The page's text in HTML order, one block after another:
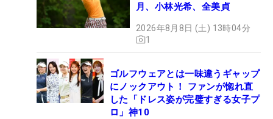
月、小林光希、全美貞
2026年8月8日 (土) 13時04分
1
ゴルフウェアとは一味違うギャップ
にノックアウト！ ファンが惚れ直
した「ドレス姿が完璧すぎる女子プ
ロ」神10